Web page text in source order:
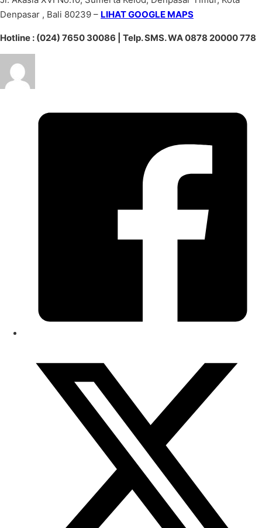
Denpasar , Bali 80239 – LIHAT GOOGLE MAPS
Hotline : (024) 7650 30086 | Telp. SMS. WA 0878 20000 778